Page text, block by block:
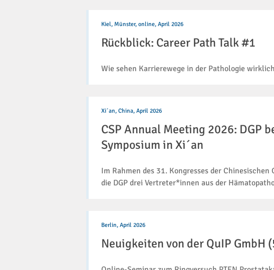
CareerKiel, Münster, online, April 2026
Rückblick: Career Path Talk #1
Wie sehen Karrierewege in der Pathologie
Annual
2026:
German-
Symposium
Xi´an, China, April 2026
CSP Annual Meeting 2026: DGP
Symposium in Xi´an
Im Rahmen des 31. Kongresses der
die DGP drei Vertreter*innen aus der
(5/2026)
Berlin, April 2026
Neuigkeiten von der QuIP GmbH